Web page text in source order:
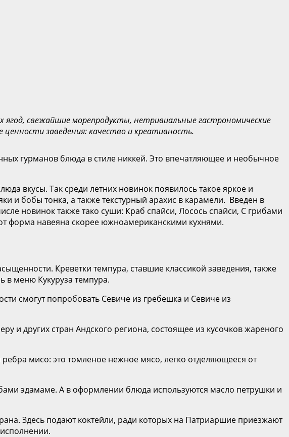
свежайшие морепродукты, нетривиальные гастрономические
заведения: качество и креативность.
гурманов блюда в стиле никкей. Это впечатляющее и необычное
вкусы. Так среди летних новинок появилось такое яркое и
и бобы тонка, а также текстурный арахис в карамели. Введен в
новинок также тако суши: Краб спайси, Лосось спайси, С грибами
форма навеяна скорее южноамериканскими кухнями.
Креветки темпура, ставшие классикой заведения, также
в меню Кукуруза темпура.
смогут попробовать Севиче из гребешка и Севиче из
и других стран Андского региона, состоящее из кусочков жареного
мисо: это томленое нежное мясо, легко отделяющееся от
эдамаме. А в оформлении блюда используются масло петрушки и
Здесь подают коктейли, ради которых на Патриаршие приезжают